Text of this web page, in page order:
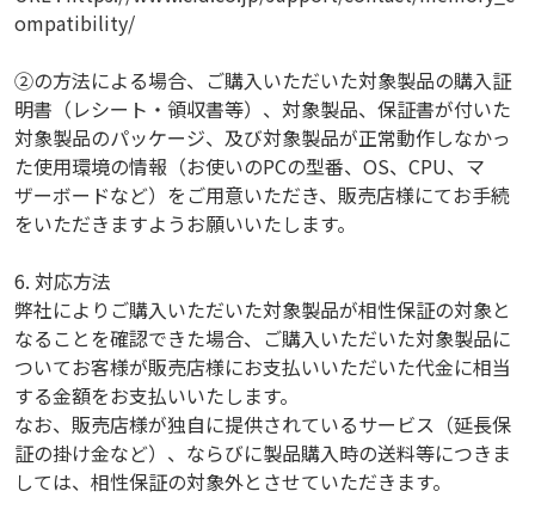
ompatibility/
②の方法による場合、ご購入いただいた対象製品の購入証
明書（レシート・領収書等）、対象製品、保証書が付いた
対象製品のパッケージ、及び対象製品が正常動作しなかっ
た使用環境の情報（お使いのPCの型番、OS、CPU、マ
ザーボードなど）をご用意いただき、販売店様にてお手続
をいただきますようお願いいたします。
6. 対応方法
弊社によりご購入いただいた対象製品が相性保証の対象と
なることを確認できた場合、ご購入いただいた対象製品に
ついてお客様が販売店様にお支払いいただいた代金に相当
する金額をお支払いいたします。
なお、販売店様が独自に提供されているサービス（延長保
証の掛け金など）、ならびに製品購入時の送料等につきま
しては、相性保証の対象外とさせていただきます。